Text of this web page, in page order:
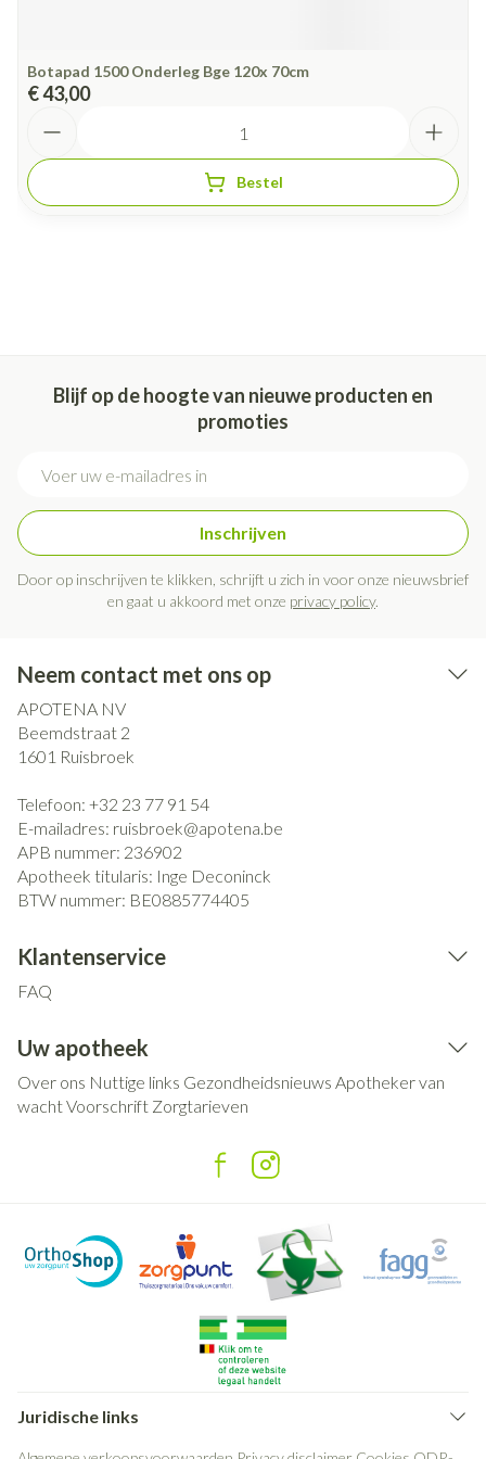
Botapad 1500 Onderleg Bge 120x 70cm
€ 43,00
Bestel
Blijf op de hoogte van nieuwe producten en
promoties
Inschrijven
Door op inschrijven te klikken, schrijft u zich in voor onze nieuwsbrief
en gaat u akkoord met onze privacy policy.
Neem contact met ons op
APOTENA NV
Beemdstraat 2
1601 Ruisbroek
Telefoon: +32 23 77 91 54
E-mailadres: ruisbroek@apotena.be
APB nummer: 236902
Apotheek titularis: Inge Deconinck
BTW nummer: BE0885774405
Klantenservice
FAQ
Uw apotheek
Over ons Nuttige links Gezondheidsnieuws Apotheker van
wachtVoorschrift Zorgtarieven
Juridische links